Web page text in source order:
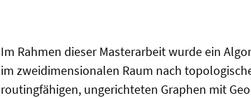
Im Rahmen dieser Masterarbeit wurde ein
im zweidimensionalen Raum nach
routingfähigen, ungerichteten Graphen mit